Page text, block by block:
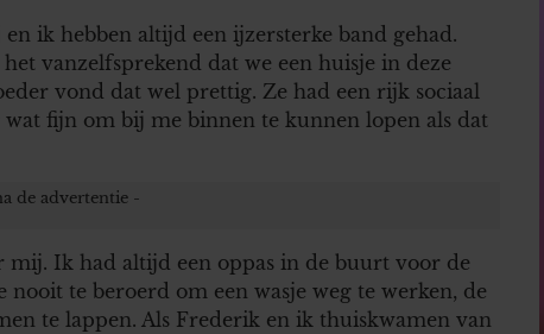
ik hebben altijd een ijzersterke band gehad.
vanzelfsprekend dat we een huisje in deze
vond dat wel prettig. Ze had een rijk sociaal
fijn om bij me binnen te kunnen lopen als dat
Ik had altijd een oppas in de buurt voor de
te beroerd om een wasje weg te werken, de
te lappen. Als Frederik en ik thuiskwamen van